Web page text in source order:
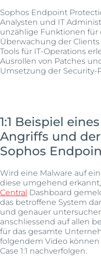
Sophos Endpoint
Analysten und IT
unzählige Funktionen
Überwachung der
Tools für IT-Operations
Ausrollen von Patches
Umsetzung der Security-
1:1 Beispiel
Angriffs und
Sophos
Wird eine Malware auf
diese umgehend
Central Dashboard
das betroffene System
und genauer
anschliessend auf allen
für das gesamte
folgendem Video
Case 1:1 nachverfolgen.